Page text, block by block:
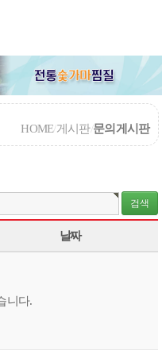
HOME/게시판/문의게시판
날짜
니다.